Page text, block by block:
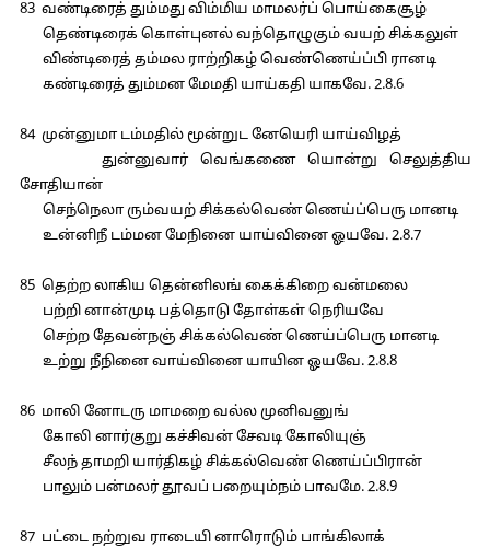
83 வண்டிரைத் தும்மது விம்மிய மாமலர்ப் பொய்கைசூழ்
தெண்டிரைக் கொள்புனல் வந்தொழுகும் வயற் சிக்கலுள்
விண்டிரைத் தம்மல ராற்றிகழ் வெண்ணெய்ப்பி ரானடி
கண்டிரைத் தும்மன மேமதி யாய்கதி யாகவே. 2.8.6
84 முன்னுமா டம்மதில் மூன்றுட னேயெரி யாய்விழத்
துன்னுவார் வெங்கணை யொன்று செலுத்திய
சோதியான்
செந்நெலா ரும்வயற் சிக்கல்வெண் ணெய்ப்பெரு மானடி
உன்னிநீ டம்மன மேநினை யாய்வினை ஓயவே. 2.8.7
85 தெற்ற லாகிய தென்னிலங் கைக்கிறை வன்மலை
பற்றி னான்முடி பத்தொடு தோள்கள் நெரியவே
செற்ற தேவன்நஞ் சிக்கல்வெண் ணெய்ப்பெரு மானடி
உற்று நீநினை வாய்வினை யாயின ஓயவே. 2.8.8
86 மாலி னோடரு மாமறை வல்ல முனிவனுங்
கோலி னார்குறு கச்சிவன் சேவடி கோலியுஞ்
சீலந் தாமறி யார்திகழ் சிக்கல்வெண் ணெய்ப்பிரான்
பாலும் பன்மலர் தூவப் பறையும்நம் பாவமே. 2.8.9
87 பட்டை நற்றுவ ராடையி னாரொடும் பாங்கிலாக்